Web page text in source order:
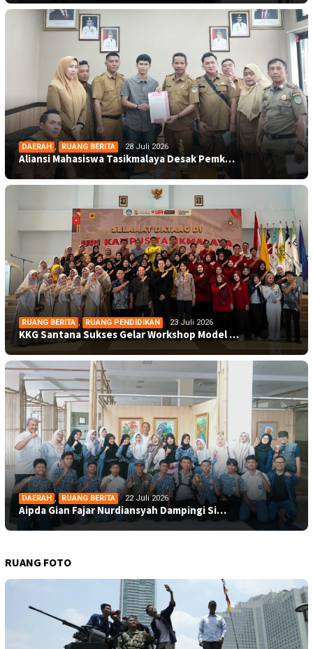
DAERAH , RUANG BERITA 28 Juli 2026
Aliansi Mahasiswa Tasikmalaya Desak Pemk…
RUANG BERITA , RUANG PENDIDIKAN 23 Juli 2026
KKG Santana Sukses Gelar Workshop Model …
DAERAH , RUANG BERITA 22 Juli 2026
Aipda Gian Fajar Nurdiansyah Dampingi Si…
RUANG FOTO